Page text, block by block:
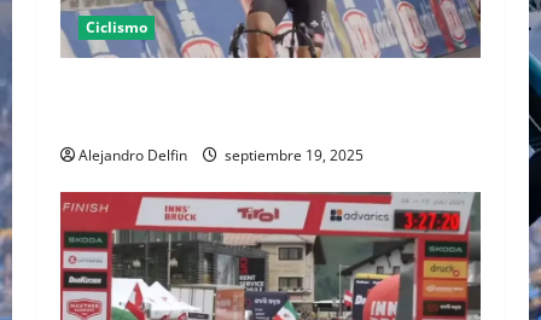
Ciclismo
Alejandro Delfin septiembre 19, 2025